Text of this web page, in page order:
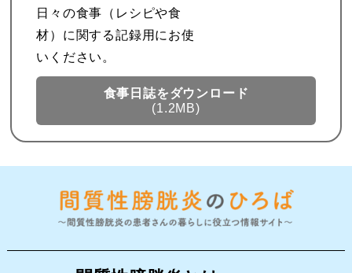
日々の食事（レシピや食
材）に関する記録用にお使
いください。
食事日誌を ダウンロード
(1.2MB)